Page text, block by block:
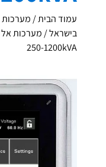
עמוד הבית/
בישראל/ מערכות
250-1200kVA